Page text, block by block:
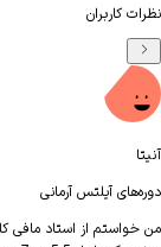
کاربران
آیلتس آرمانی
از استاد مافی